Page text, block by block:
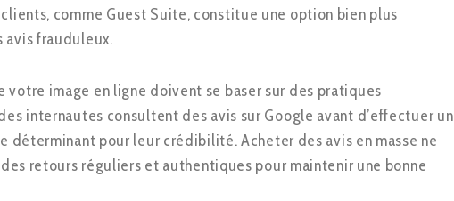
comme Guest Suite, constitue une option bien plus
avis frauduleux.
image en ligne doivent se baser sur des pratiques
internautes consultent des avis sur Google avant d’effectuer un
déterminant pour leur crédibilité. Acheter des avis en masse ne
retours réguliers et authentiques pour maintenir une bonne